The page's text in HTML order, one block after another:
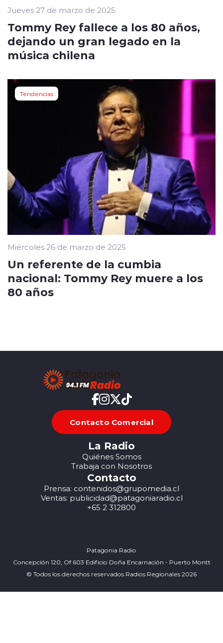
Jueves 27 de marzo de 2025
Tommy Rey fallece a los 80 años,
dejando un gran legado en la
música chilena
Tendencias
Miércoles 26 de marzo de 2025
Un referente de la cumbia
nacional: Tommy Rey muere a los
80 años
Contacto Comercial
La Radio
Quiénes Somos
Trabaja con Nosotros
Contacto
Prensa: contenidos@grupomedia.cl
Ventas: publicidad@patagoniaradio.cl
+65 2 312800
Patagonia Radio
Concepción 120, Of 603 Edificio Doña Encarnación - Puerto Montt
© Todos los derechos reservados Radios Regionales 2026